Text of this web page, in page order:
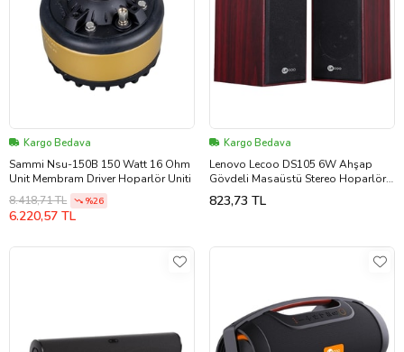
Kargo Bedava
Sammi Nsu-150B 150 Watt 16 Ohm
Unit Membram Driver Hoparlör Uniti
8.418,71 TL
%26
6.220,57 TL
Kargo Bedava
Lenovo Lecoo DS105 6W Ahşap
Gövdeli Masaüstü Stereo Hoparlör -
USB + 3.5mm Jack Girişli PC
Hoparlörü
823,73 TL